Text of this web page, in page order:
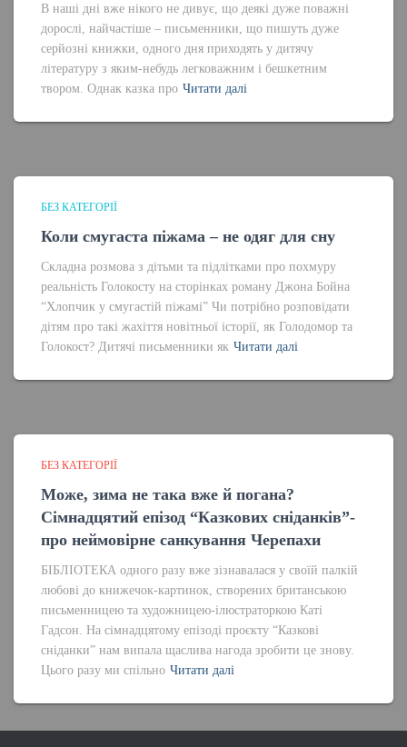
В наші дні вже нікого не дивує, що деякі дуже поважні
дорослі, найчастіше – письменники, що пишуть дуже
серйозні книжки, одного дня приходять у дитячу
літературу з яким-небудь легковажним і бешкетним
твором. Однак казка про Читати далі
БЕЗ КАТЕГОРІЇ
Коли смугаста піжама – не одяг для сну
Складна розмова з дітьми та підлітками про похмуру
реальність Голокосту на сторінках роману Джона Бойна
“Хлопчик у смугастій піжамі” Чи потрібно розповідати
дітям про такі жахіття новітньої історії, як Голодомор та
Голокост? Дитячі письменники як Читати далі
БЕЗ КАТЕГОРІЇ
Може, зима не така вже й погана?
Сімнадцятий епізод “Казкових сніданків”-
про неймовірне санкування Черепахи
БІБЛІОТЕКА одного разу вже зізнавалася у своїй палкій
любові до книжечок-картинок, створених британською
письменницею та художницею-ілюстраторкою Каті
Гадсон. На сімнадцятому епізоді проєкту “Казкові
сніданки” нам випала щаслива нагода зробити це знову.
Цього разу ми спільно Читати далі